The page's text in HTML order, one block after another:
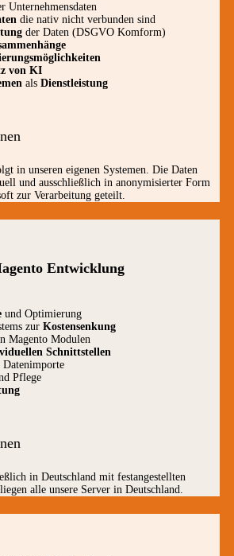
Unternehmensdaten
die nativ nicht verbunden sind
der Daten (DSGVO Komform)
von KI
als Dienstleistung
in unseren eigenen Systemen. Die Daten
und ausschließlich in anonymisierter Form
zur Verarbeitung geteilt.
Entwicklung
und Optimierung
zur Kostensenkung
Magento Modulen
Schnittstellen
Datenimporte
Pflege
in Deutschland mit festangestellten
alle unsere Server in Deutschland.